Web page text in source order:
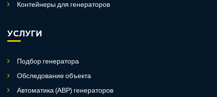
Контейнеры для генераторов
УСЛУГИ
Подбор генератора
Обследование объекта
Автоматика (АВР) генераторов